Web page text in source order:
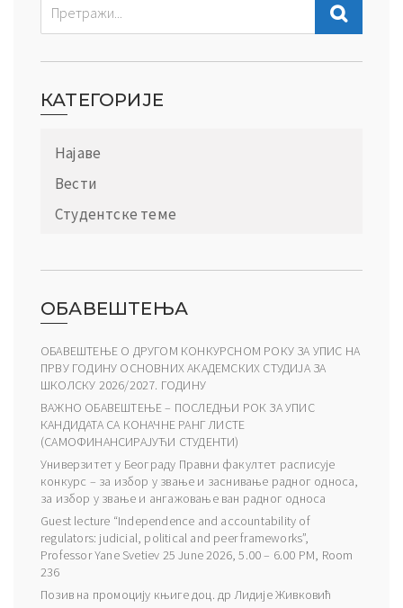
КАТЕГОРИЈЕ
Најаве
Вести
Студентске теме
ОБАВЕШТЕЊА
ОБАВЕШТЕЊЕ О ДРУГОМ КОНКУРСНОМ РОКУ ЗА УПИС НА
ПРВУ ГОДИНУ ОСНОВНИХ АКАДЕМСКИХ СТУДИЈА ЗА
ШКОЛСКУ 2026/2027. ГОДИНУ
ВАЖНО ОБАВЕШТЕЊЕ – ПОСЛЕДЊИ РОК ЗА УПИС
КАНДИДАТА СА КОНАЧНЕ РАНГ ЛИСТЕ
(САМОФИНАНСИРАЈУЋИ СТУДЕНТИ)
Универзитет у Београду Правни факултет расписује
конкурс – за избор у звање и заснивање радног односа,
за избор у звање и ангажовање ван радног односа
Guest lecture “Independence and accountability of
regulators: judicial, political and peer frameworks”,
Professor Yane Svetiev 25 June 2026, 5.00 – 6.00 PM, Room
236
Позив на промоцију књиге доц. др Лидије Живковић